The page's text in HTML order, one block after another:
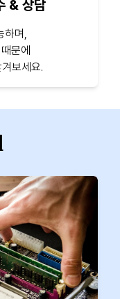
& 상담
하며,
문에
보세요.